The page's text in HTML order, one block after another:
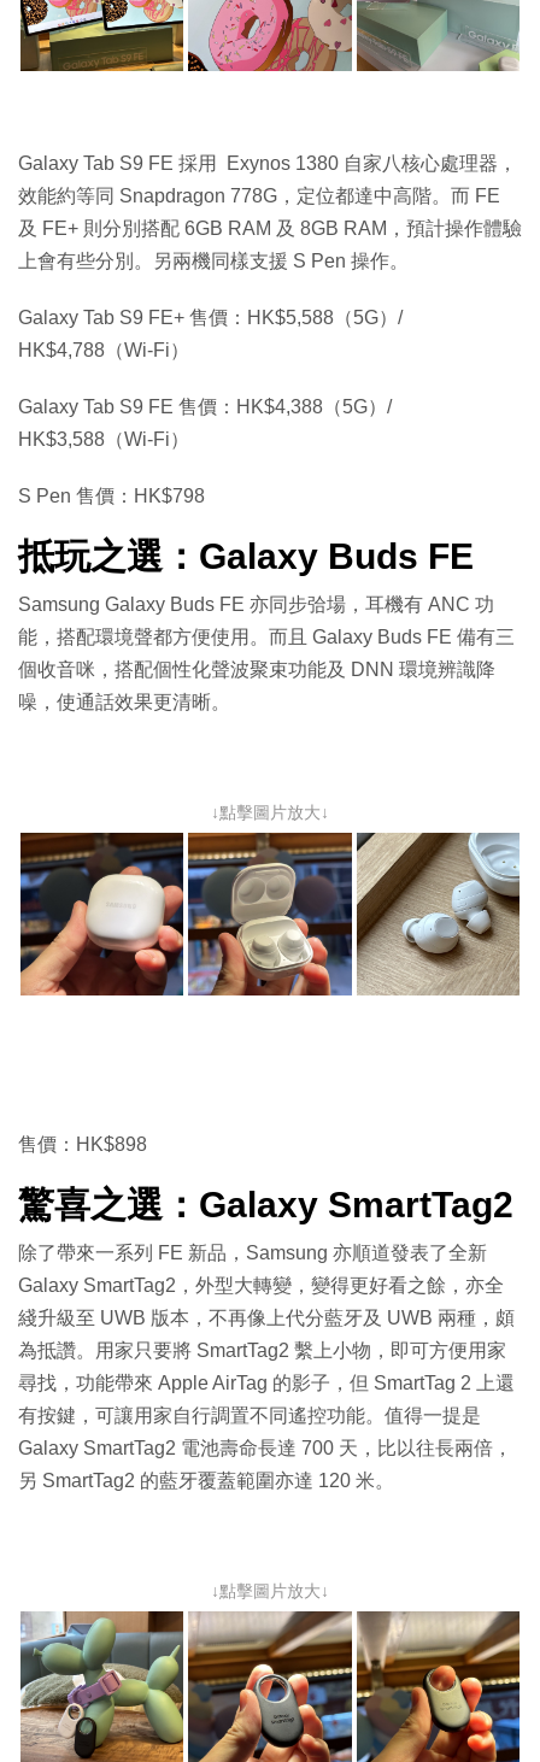
Galaxy Tab S9 FE 採用 Exynos 1380 自家八核心處理器，
效能約等同 Snapdragon 778G，定位都達中高階。而 FE
及 FE+ 則分別搭配 6GB RAM 及 8GB RAM，預計操作體驗
上會有些分別。另兩機同樣支援 S Pen 操作。
Galaxy Tab S9 FE+ 售價：HK$5,588（5G）/
HK$4,788（Wi-Fi）
Galaxy Tab S9 FE 售價：HK$4,388（5G）/
HK$3,588（Wi-Fi）
S Pen 售價：HK$798
抵玩之選：Galaxy Buds FE
Samsung Galaxy Buds FE 亦同步㢵場，耳機有 ANC 功
能，搭配環境聲都方便使用。而且 Galaxy Buds FE 備有三
個收音咪，搭配個性化聲波聚束功能及 DNN 環境辨識降
噪，使通話效果更清晰。
↓點擊圖片放大↓
售價：HK$898
驚喜之選：Galaxy SmartTag2
除了帶來一系列 FE 新品，Samsung 亦順道發表了全新
Galaxy SmartTag2，外型大轉變，變得更好看之餘，亦全
綫升級至 UWB 版本，不再像上代分藍牙及 UWB 兩種，頗
為抵讚。用家只要將 SmartTag2 繫上小物，即可方便用家
尋找，功能帶來 Apple AirTag 的影子，但 SmartTag 2 上還
有按鍵，可讓用家自行調置不同遙控功能。值得一提是
Galaxy SmartTag2 電池壽命長達 700 天，比以往長兩倍，
另 SmartTag2 的藍牙覆蓋範圍亦達 120 米。
↓點擊圖片放大↓